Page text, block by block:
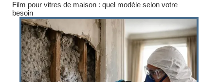
Film pour vitres de maison : quel modèle selon votre
besoin